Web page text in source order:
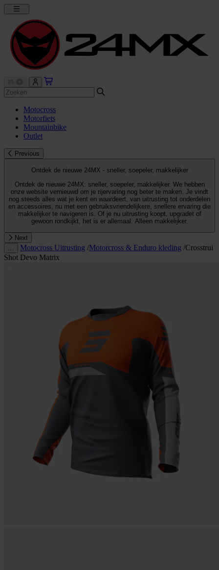
Motocross
Motorfiets
Mountainbike
Outlet
Previous
Ontdek de nieuwe 24MX - sneller, soepeler, makkelijker
Ontdek de nieuwe 24MX: sneller, soepeler, makkelijker. We hebben
onze website vernieuwd om je rijervaring nog beter te maken. Je vindt
nog steeds alles wat je kent en waardeert, van uitrusting tot onderdelen
en accessoires, nu met een gebruiksvriendelijkere, snellere ervaring die
makkelijker te navigeren is. Of je nu uitrusting koopt, upgradet of
gewoon rondkijkt, het is er allemaal. Alleen makkelijker.
Next
Motocross Uitrusting /Motorcross & Enduro kleding /Crosstrui
Shot Devo Matrix